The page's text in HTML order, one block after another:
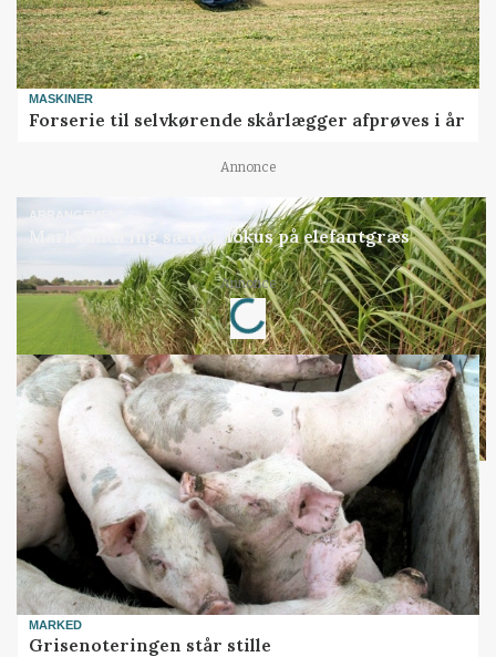
MASKINER
Forserie til selvkørende skårlægger afprøves i år
Annonce
ARRANGEMENT
Markvandring sætter fokus på elefantgræs
Annonce
Loading...
MARKED
Grisenoteringen står stille